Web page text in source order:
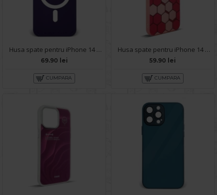
Husa spate pentru iPhone 14 Pro Max - YOTOO Case Mov Inchis
69.90 lei
CUMPARA
Husa spate pentru iPhone 14 Pro Max- Bozo case Rosu
59.90 lei
CUMPARA